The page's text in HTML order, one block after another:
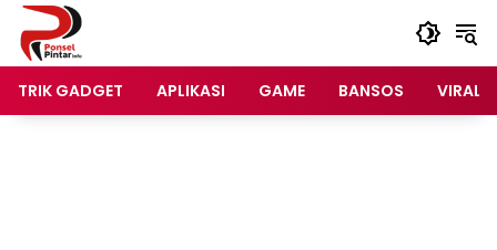
Langsung
konten
TRIK GADGET
APLIKASI GAME BANSOS VIRAL